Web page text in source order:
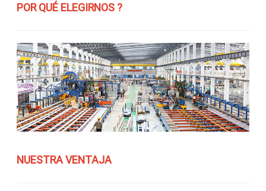
POR QUÉ ELEGIRNOS ?
NUESTRA VENTAJA